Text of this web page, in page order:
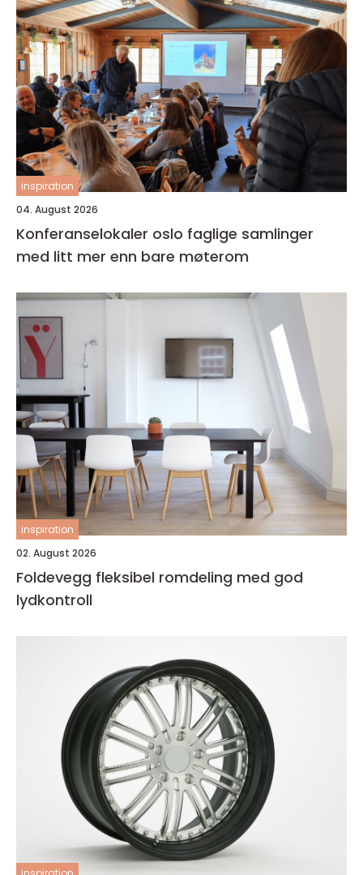
inspiration
04. August 2026
Konferanselokaler oslo faglige samlinger
med litt mer enn bare møterom
inspiration
02. August 2026
Foldevegg fleksibel romdeling med god
lydkontroll